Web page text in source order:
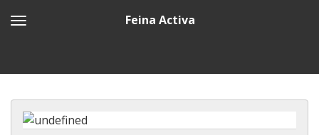
Feina Activa